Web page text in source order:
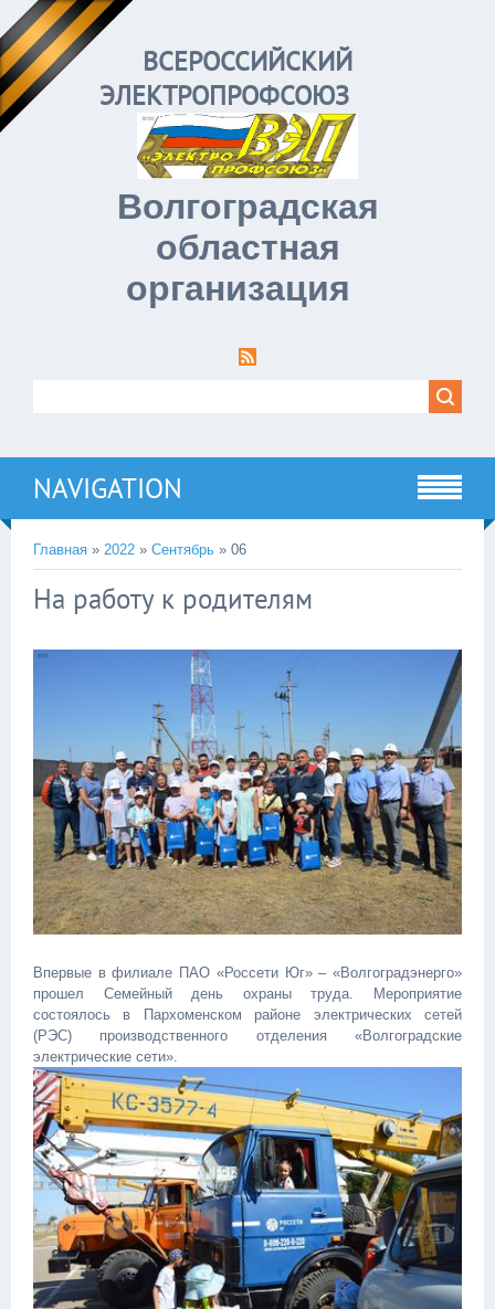
ВСЕРОССИЙСКИЙ
ЭЛЕКТРОПРОФСОЮЗ
Волгоградская
областная
организация
NAVIGATION
Главная » 2022 » Сентябрь » 06
На работу к родителям
Впервые в филиале ПАО «Россети Юг» – «Волгоградэнерго»
прошел Семейный день охраны труда. Мероприятие
состоялось в Пархоменском районе электрических сетей
(РЭС) производственного отделения «Волгоградские
электрические сети».